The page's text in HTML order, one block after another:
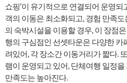
쇼핑’이 유기적으로 연결되어 운영되
객의 이동은 최소화되고, 경험 만족
의 숙박시설을 이용할 경우, 이 장점
행의 구심점인 선셋타운은 다양한 카
려있어, 각 장소간 이동거리가 짧다.
램이 운영되고 있어, 단체여행 일정을
만족도는 높아진다.